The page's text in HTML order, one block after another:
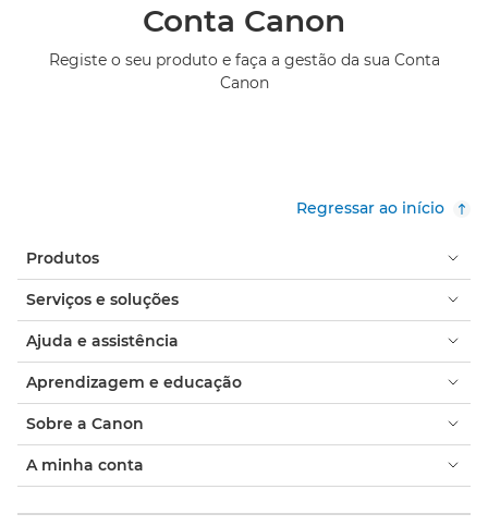
Conta Canon
Registe o seu produto e faça a gestão da sua Conta
Canon
Regressar ao início
Produtos
Serviços e soluções
Ajuda e assistência
Aprendizagem e educação
Sobre a Canon
A minha conta